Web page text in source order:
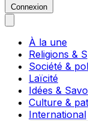
Connexion
À la une
Religions &
Société &
Laïcité
Idées &
Culture &
International